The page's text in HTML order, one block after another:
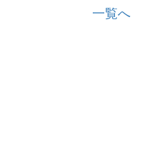
一覧へ